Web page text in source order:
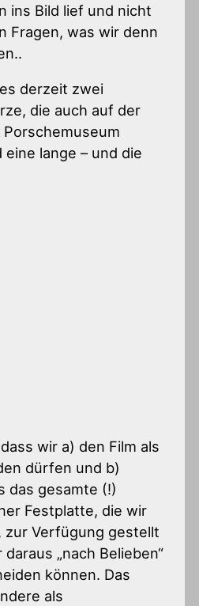
ins Bild lief und nicht
Fragen, was wir denn
derzeit zwei
die auch auf der
lange – und die
wir a) den Film als
dürfen und b)
das gesamte (!)
Festplatte, die wir
zur Verfügung gestellt
„nach Belieben“
können. Das
als